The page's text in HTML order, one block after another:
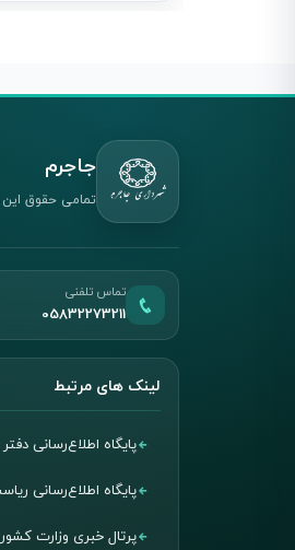
جاجرم
تمامی حقوق
تماس تلفنی
05832273211
لینک های مرتبط
پایگاه اطلاع‌رسانی
پایگاه اطلاع‌رسانی
پرتال خبری وزارت کشور